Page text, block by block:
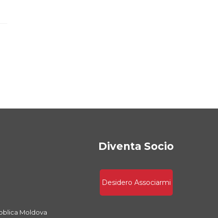
Moldova
Diventa Socio
Desidero Associarmi